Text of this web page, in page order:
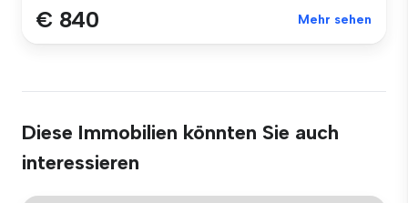
€ 840 Mehr sehen
Diese Immobilien könnten Sie auch
interessieren